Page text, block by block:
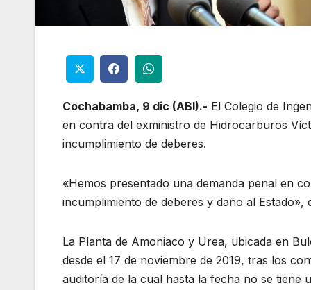
Cochabamba, 9 dic (ABI).- El Colegio de
en contra del exministro de Hidrocarburos
incumplimiento de deberes.
«Hemos presentado una demanda penal en
incumplimiento de deberes y daño al
La Planta de Amoniaco y Urea, ubicada en
desde el 17 de noviembre de 2019, tras los
auditoría de la cual hasta la fecha no se tiene